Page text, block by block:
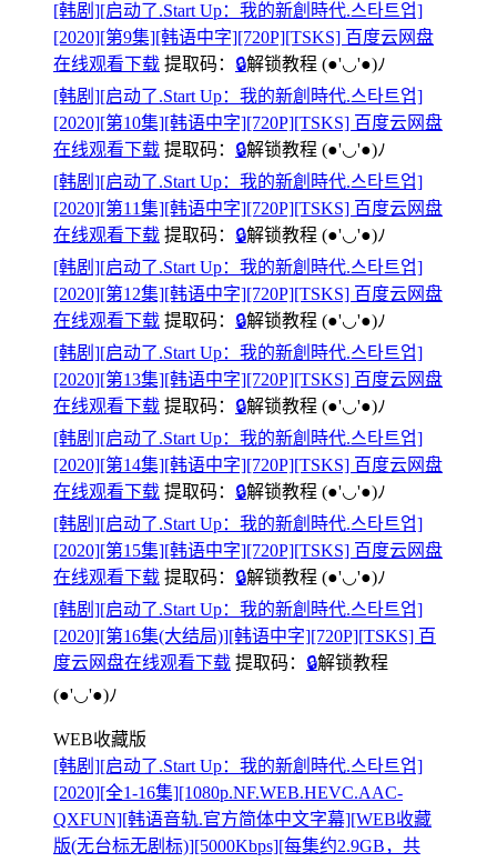
[韩剧][启动了.Start Up：我的新創時代.스타트업]
[2020][第9集][韩语中字][720P][TSKS] 百度云网盘
在线观看下载 提取码： 🔒解锁教程 (●'◡'●)ﾉ
[韩剧][启动了.Start Up：我的新創時代.스타트업]
[2020][第10集][韩语中字][720P][TSKS] 百度云网盘
在线观看下载 提取码： 🔒解锁教程 (●'◡'●)ﾉ
[韩剧][启动了.Start Up：我的新創時代.스타트업]
[2020][第11集][韩语中字][720P][TSKS] 百度云网盘
在线观看下载 提取码： 🔒解锁教程 (●'◡'●)ﾉ
[韩剧][启动了.Start Up：我的新創時代.스타트업]
[2020][第12集][韩语中字][720P][TSKS] 百度云网盘
在线观看下载 提取码： 🔒解锁教程 (●'◡'●)ﾉ
[韩剧][启动了.Start Up：我的新創時代.스타트업]
[2020][第13集][韩语中字][720P][TSKS] 百度云网盘
在线观看下载 提取码： 🔒解锁教程 (●'◡'●)ﾉ
[韩剧][启动了.Start Up：我的新創時代.스타트업]
[2020][第14集][韩语中字][720P][TSKS] 百度云网盘
在线观看下载 提取码： 🔒解锁教程 (●'◡'●)ﾉ
[韩剧][启动了.Start Up：我的新創時代.스타트업]
[2020][第15集][韩语中字][720P][TSKS] 百度云网盘
在线观看下载 提取码： 🔒解锁教程 (●'◡'●)ﾉ
[韩剧][启动了.Start Up：我的新創時代.스타트업]
[2020][第16集(大结局)][韩语中字][720P][TSKS] 百
度云网盘在线观看下载 提取码： 🔒解锁教程
(●'◡'●)ﾉ
WEB收藏版
[韩剧][启动了.Start Up：我的新創時代.스타트업]
[2020][全1-16集][1080p.NF.WEB.HEVC.AAC-
QXFUN][韩语音轨.官方简体中文字幕][WEB收藏
版(无台标无剧标)][5000Kbps][每集约2.9GB，共